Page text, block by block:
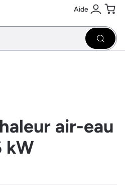
Aide
Se
air-eau
kW